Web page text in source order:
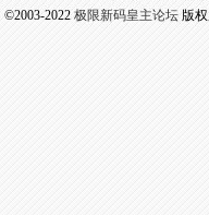
©2003-2022 极限新码皇主论坛版权